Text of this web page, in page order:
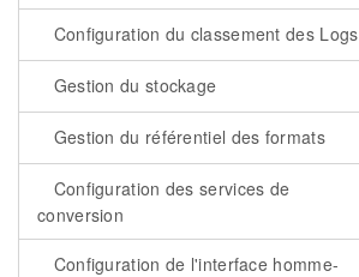
Configuration du classement des Logs
Gestion du stockage
Gestion du référentiel des formats
Configuration des services de
conversion
Configuration de l'interface homme-